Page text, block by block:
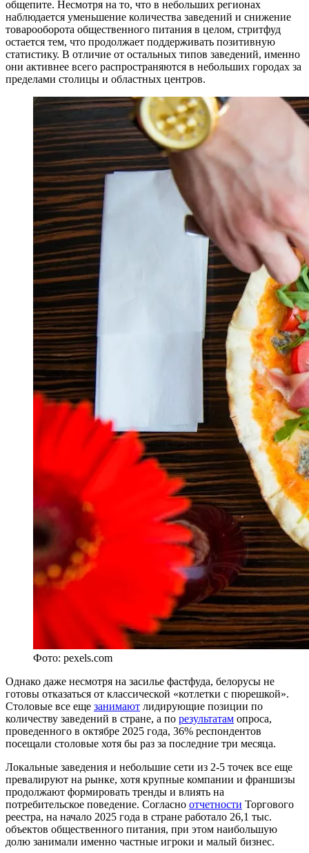
общепите. Несмотря на то, что в небольших регионах
наблюдается уменьшение количества заведений и снижение
товарооборота общественного питания в целом, стритфуд
остается тем, что продолжает поддерживать позитивную
статистику. В отличие от остальных типов заведений, именно
они активнее всего распространяются в небольших городах за
пределами столицы и областных центров.
Фото: pexels.com
Однако даже несмотря на засилье фастфуда, белорусы не
готовы отказаться от классической «котлетки с пюрешкой».
Столовые все еще занимают лидирующие позиции по
количеству заведений в стране, а по результатам опроса,
проведенного в октябре 2025 года, 36% респондентов
посещали столовые хотя бы раз за последние три месяца.
Локальные заведения и небольшие сети из 2-5 точек все еще
превалируют на рынке, хотя крупные компании и франшизы
продолжают формировать тренды и влиять на
потребительское поведение. Согласно отчетности Торгового
реестра, на начало 2025 года в стране работало 26,1 тыс.
объектов общественного питания, при этом наибольшую
долю занимали именно частные игроки и малый бизнес.